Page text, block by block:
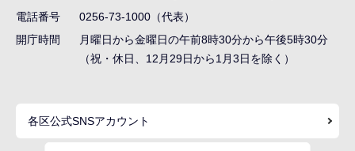
ョ
ン
で
電話番号
0256-73-1000（代表）
開庁時間
月曜日から金曜日の午前8時30分から午後5時30分
（祝・休日、12月29日から1月3日を除く）
各区公式SNSアカウント